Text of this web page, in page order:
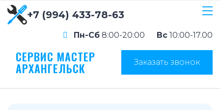
+7 (994) 433-78-63
Пн-Сб 8:00-20:00 Вс 10:00-17.00
СЕРВИС МАСТЕР
АРХАНГЕЛЬСК Заказать звонок